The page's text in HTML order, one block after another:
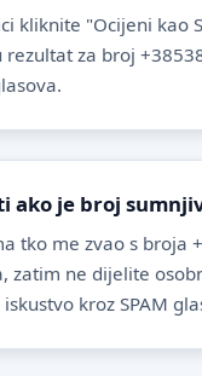
kliknite "Ocijeni kao
rezultat za broj
ako je broj
tko me zvao s broja
zatim ne dijelite
kroz SPAM